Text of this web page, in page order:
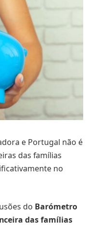
e Portugal não é
das famílias
no
do Barómetro
das famílias